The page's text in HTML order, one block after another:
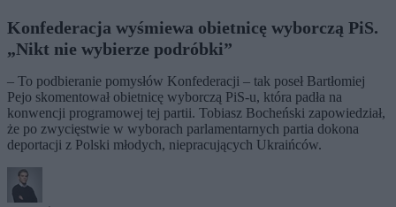
Konfederacja wyśmiewa obietnicę wyborczą PiS.
„Nikt nie wybierze podróbki”
– To podbieranie pomysłów Konfederacji – tak poseł Bartłomiej
Pejo skomentował obietnicę wyborczą PiS-u, która padła na
konwencji programowej tej partii. Tobiasz Bocheński zapowiedział,
że po zwycięstwie w wyborach parlamentarnych partia dokona
deportacji z Polski młodych, niepracujących Ukraińców.